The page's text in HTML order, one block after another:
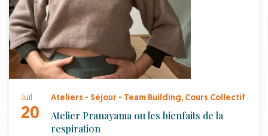
Juil
20
Ateliers - Séjour - Team Building, Cours Collectif
Atelier Pranayama ou les bienfaits de la
respiration